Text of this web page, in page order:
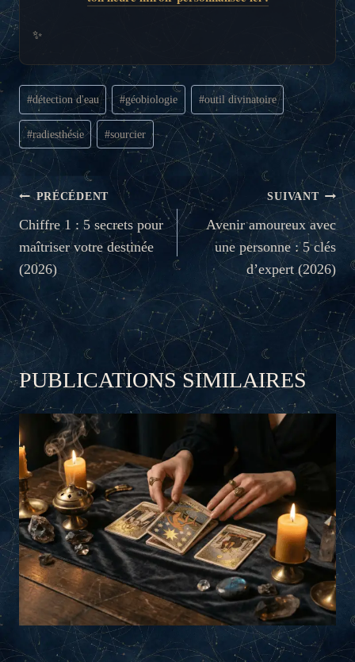
✨
Étiquettes
de
la
publication :
#détection d'eau #géobiologie #outil divinatoire
#radiesthésie #sourcier
NAVIGATION
DE
L’ARTICLE
PRÉCÉDENT
Chiffre 1 : 5 secrets pour
maîtriser votre destinée
(2026)
SUIVANT
Avenir amoureux avec
une personne : 5 clés
d’expert (2026)
PUBLICATIONS SIMILAIRES